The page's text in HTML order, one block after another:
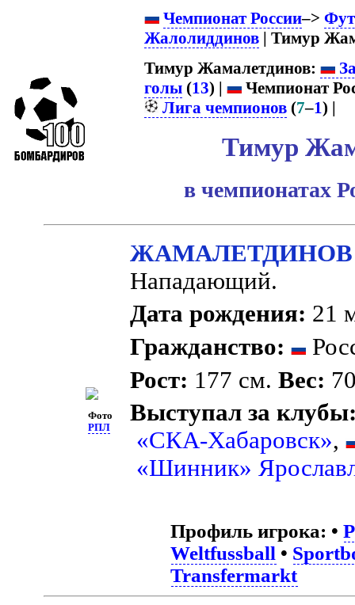
Чемпионат России–>
Жалолиддинов | Тимур
Тимур Жамалетдинов:
голы (13) |
Чемпионат
Лига чемпионов (7–1) |
Тимур
в чемпионатах
Фото
РПЛ
ЖАМАЛЕТДИНОВ
Нападающий.
Дата рождения: 21
Гражданство:
Рост: 177 см.Вес:
Выступал за
«СКА-Хабаровск»,
«Шинник»
Профиль игрока: •
Weltfussball •
Transfermarkt